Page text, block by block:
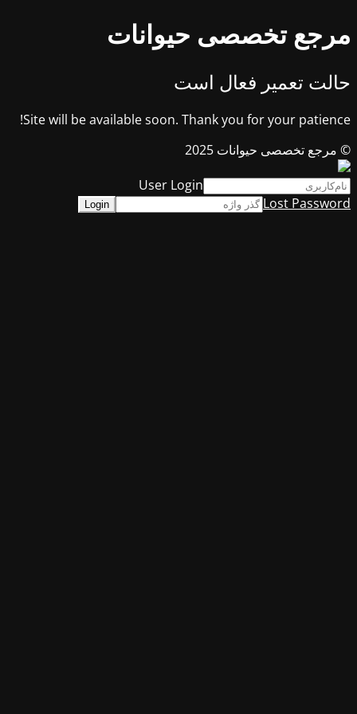
مرجع تخصصی حیوانات
حالت تعمیر فعال است
Site will be available soon. Thank you for your patience!
© مرجع تخصصی حیوانات 2025
User Login
Lost Password